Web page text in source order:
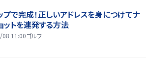
プで完成！正しいアドレスを身につけてナ
ットを連発する方法
11:00ゴルフ